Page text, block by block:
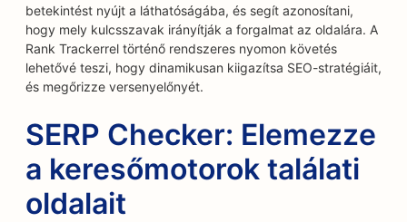
betekintést nyújt a láthatóságába, és segít azonosítani,
hogy mely kulcsszavak irányítják a forgalmat az oldalára. A
Rank Trackerrel történő rendszeres nyomon követés
lehetővé teszi, hogy dinamikusan kiigazítsa SEO-stratégiáit,
és megőrizze versenyelőnyét.
SERP Checker: Elemezze
a keresőmotorok találati
oldalait